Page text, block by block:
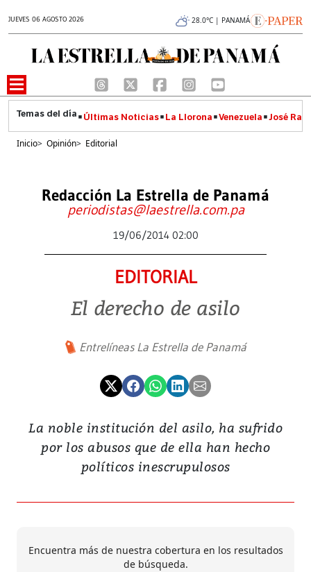
JUEVES 06 AGOSTO 2026 28.0°C | PANAMÁ
Últimas Noticias La Llorona Venezuela José
Inicio> Opinión> Editorial
Redacción La Estrella de Panamá
periodistas@laestrella.com.pa
19/06/2014 02:00
EDITORIAL
El derecho de asilo
Entrelíneas La Estrella de Panamá
La noble institución del asilo, ha sufrido
por los abusos que de ella han hecho
políticos inescrupulosos
Encuentra más de nuestra cobertura en los resultados
de búsqueda.